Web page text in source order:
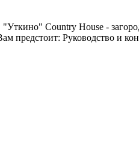
Country House -
Руководство и